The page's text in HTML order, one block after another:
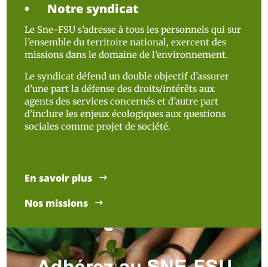
Notre syndicat
Le Sne-FSU s’adresse à tous les personnels qui sur
l’ensemble du territoire national, exercent des
missions dans le domaine de l’environnement.
Le syndicat défend un double objectif d’assurer
d’une part la défense des droits/intérêts aux
agents des services concernés et d’autre part
d’inclure les enjeux écologiques aux questions
sociales comme projet de société.
En savoir plus
Nos missions